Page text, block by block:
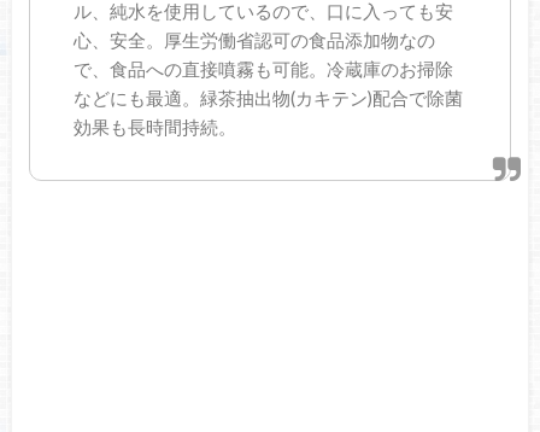
ル、純水を使用しているので、口に入っても安
心、安全。厚生労働省認可の食品添加物なの
で、食品への直接噴霧も可能。冷蔵庫のお掃除
などにも最適。緑茶抽出物(カキテン)配合で除菌
効果も長時間持続。